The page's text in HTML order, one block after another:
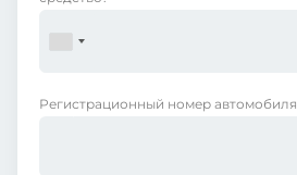
Регистрационный номер автомобиля